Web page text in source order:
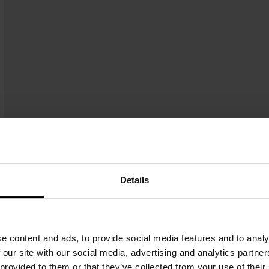
Details
content and ads, to provide social media features and to
site with our social media, advertising and analytics
cu suprafata interioara ceramica si nervuri
din grinzi prefabricate Porotherm si blocuri
sau Porotherm 60 si dintr-o suprabetonare
din beton armat precomprimat cu invelis